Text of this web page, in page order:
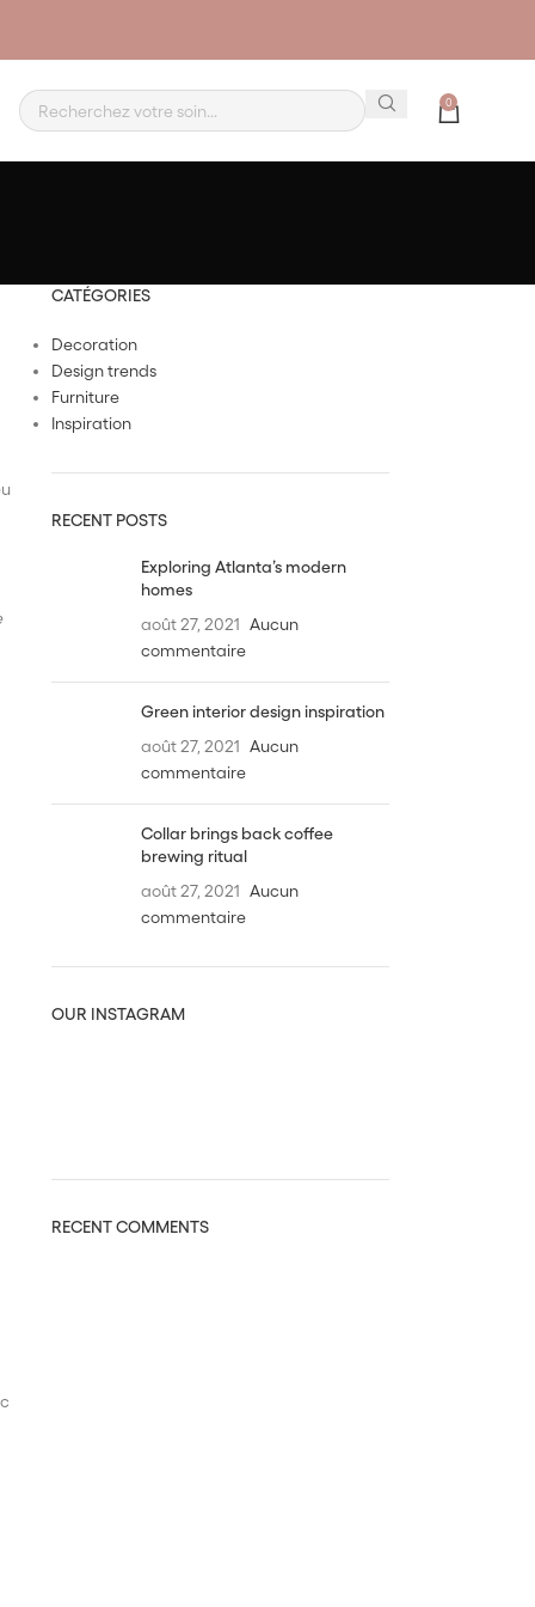
0
CATÉGORIES
Decoration
Design trends
Furniture
Inspiration
RECENT POSTS
Exploring Atlanta’s modern
homes
août 27, 2021 Aucun
commentaire
Green interior design inspiration
août 27, 2021 Aucun
commentaire
Collar brings back coffee
brewing ritual
août 27, 2021 Aucun
commentaire
OUR INSTAGRAM
RECENT COMMENTS